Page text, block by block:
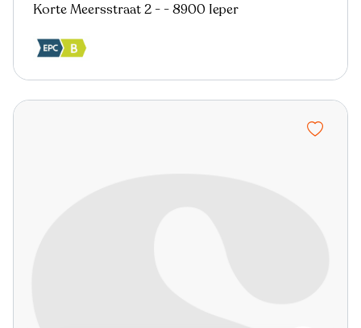
Korte Meersstraat 2 - - 8900 Ieper